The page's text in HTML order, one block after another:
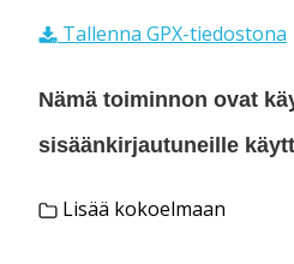
Tallenna GPX-tiedostona
Nämä toiminnon ovat
sisäänkirjautuneille
Lisää kokoelmaan